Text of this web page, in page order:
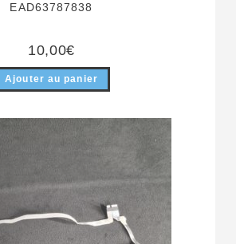
EAD63787838
10,00€
Ajouter au panier